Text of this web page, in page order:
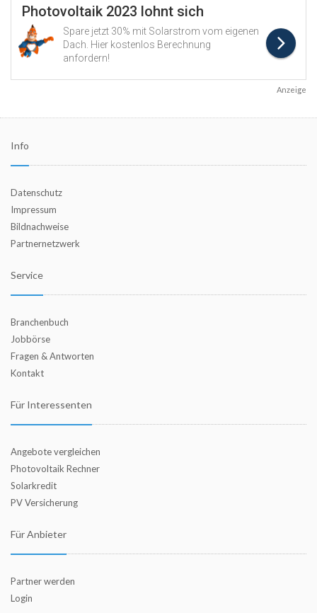
Anzeige
Info
Datenschutz
Impressum
Bildnachweise
Partnernetzwerk
Service
Branchenbuch
Jobbörse
Fragen & Antworten
Kontakt
Für Interessenten
Angebote vergleichen
Photovoltaik Rechner
Solarkredit
PV Versicherung
Für Anbieter
Partner werden
Login